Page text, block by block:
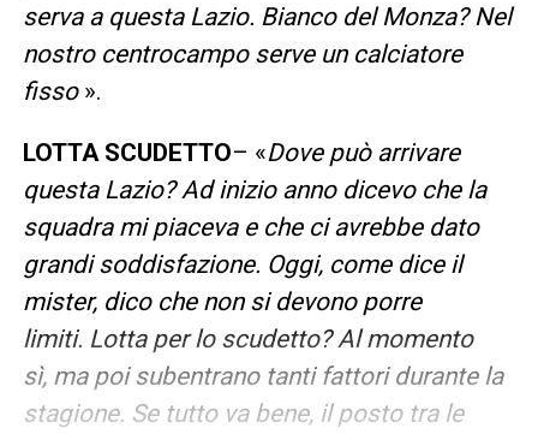
serva a questa Lazio. Bianco del Monza? Nel
nostro centrocampo serve un calciatore
fisso».
LOTTA SCUDETTO– «Dove può arrivare
questa Lazio? Ad inizio anno dicevo che la
squadra mi piaceva e che ci avrebbe dato
grandi soddisfazione. Oggi, come dice il
mister, dico che non si devono porre
limiti. Lotta per lo scudetto? Al momento
sì, ma poi subentrano tanti fattori durante la
stagione. Se tutto va bene, il posto tra le